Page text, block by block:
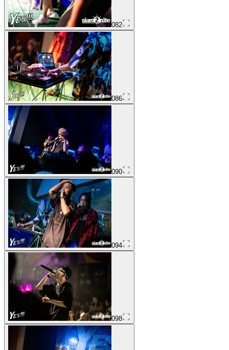
082
086
090
094
098